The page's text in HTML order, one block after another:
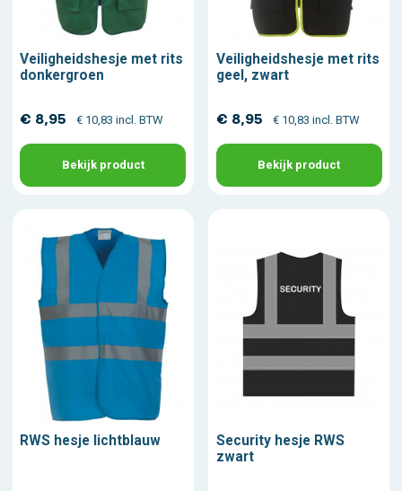
Veiligheidshesje met rits
donkergroen
€ 8,95 € 10,83 incl. BTW
Bekijk product
Veiligheidshesje met rits
geel, zwart
€ 8,95 € 10,83 incl. BTW
Bekijk product
RWS hesje lichtblauw
Security hesje RWS
zwart